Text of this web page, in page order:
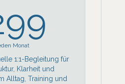
Monat
1:1-Begleitung für
Klarheit und
Alltag, Training und